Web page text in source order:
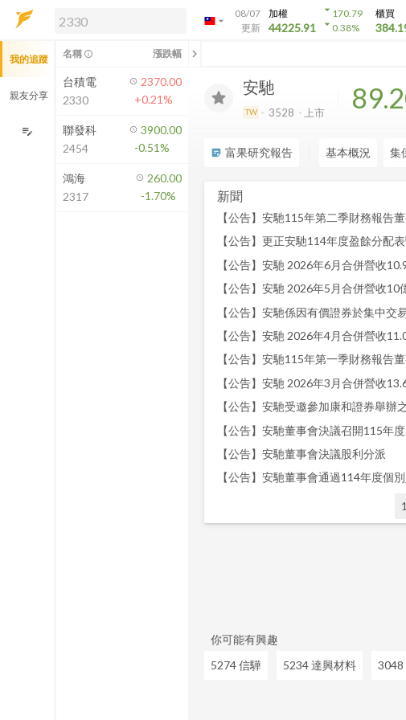
arrow_drop_down
08/07
更新
加權
44225.91
arrow_drop_down170.79
arrow_drop_down0.38%
櫃買
解鎖即時行情及進階功能
方案」，即可解鎖以下功能：
即時行情
即時市況與排行
成交金額熱力圖
前往方案訂閱
如何綁定合作券商
安馳
TW 3528 上市
sticky_note_2 富果研究報告 基本概況 集
新聞
【公告】安馳 2026年6月合併營收
【公告】安馳 2026年5月合併營收10
【公告】安馳 2026年4月合併營收
【公告】安馳 2026年3月合併營收
【公告】安馳受邀參加康和證券舉辦
【公告】安馳董事會決議召開115年
【公告】安馳董事會決議股利分派
【公告】安馳董事會通過114年度個
1
你可能有興趣
5274 信驊
5234 達興材料 3048
我的追蹤
親友分享
edit_note
名稱 info_outline 漲跌幅 chevron_left
台積電
2330
2370.00
+0.21%
聯發科
2454
3900.00
-0.51%
鴻海
2317
260.00
-1.70%